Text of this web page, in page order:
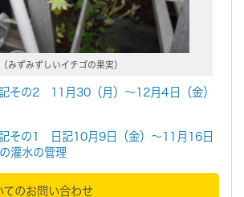
（みずみずしいイチゴの果実）
その2 11月30（月）～12月4日（金）
その1 日記10月9日（金）～11月16日
灌水の管理
てのお問い合わせ